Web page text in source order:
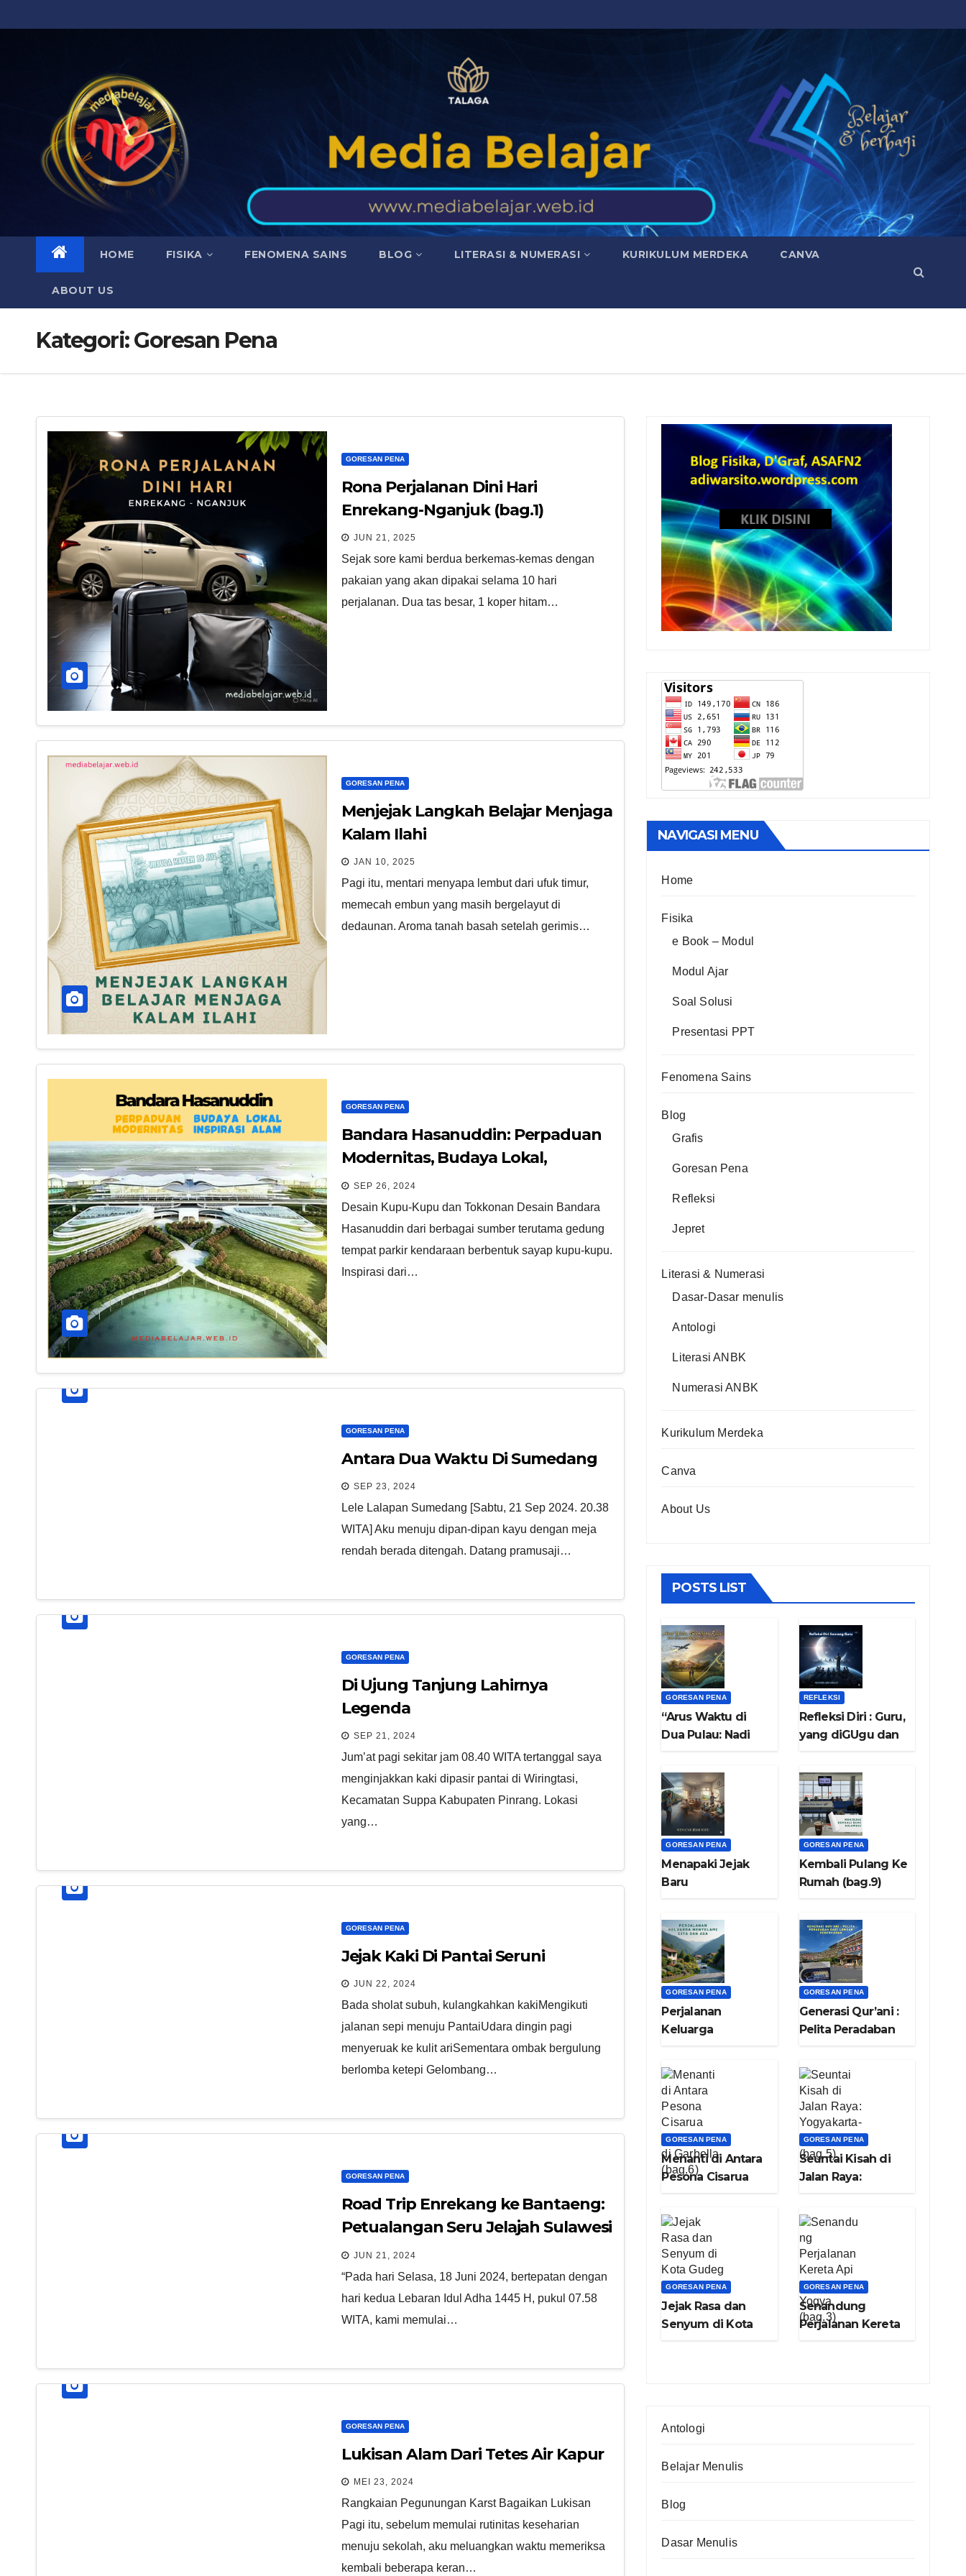
to
HOME FISIKA FENOMENA SAINS BLOG LITERASI & NUMERASI KURIKULUM MERDEKA CANVA
ABOUT US
Kategori:Goresan Pena
GORESAN PENA
Rona Perjalanan Dini Hari
Enrekang-Nganjuk (bag.1)
JUN 21, 2025
Sejak sore kami berdua berkemas-kemas dengan
pakaian yang akan dipakai selama 10 hari
perjalanan. Dua tas besar, 1 koper hitam…
GORESAN PENA
Menjejak Langkah Belajar Menjaga
Kalam Ilahi
JAN 10, 2025
Pagi itu, mentari menyapa lembut dari ufuk timur,
memecah embun yang masih bergelayut di
dedaunan. Aroma tanah basah setelah gerimis…
GORESAN PENA
Bandara Hasanuddin: Perpaduan
Modernitas, Budaya Lokal,
Inspirasi Alam
SEP 26, 2024
Desain Kupu-Kupu dan Tokkonan Desain Bandara
Hasanuddin dari berbagai sumber terutama gedung
tempat parkir kendaraan berbentuk sayap kupu-kupu.
Inspirasi dari…
GORESAN PENA
Antara Dua Waktu Di Sumedang
SEP 23, 2024
Lele Lalapan Sumedang [Sabtu, 21 Sep 2024. 20.38
WITA] Aku menuju dipan-dipan kayu dengan meja
rendah berada ditengah. Datang pramusaji…
GORESAN PENA
Di Ujung Tanjung Lahirnya
Legenda
SEP 21, 2024
Jum’at pagi sekitar jam 08.40 WITA tertanggal saya
menginjakkan kaki dipasir pantai di Wiringtasi,
Kecamatan Suppa Kabupaten Pinrang. Lokasi
yang…
GORESAN PENA
Jejak Kaki Di Pantai Seruni
JUN 22, 2024
Bada sholat subuh, kulangkahkan kakiMengikuti
jalanan sepi menuju PantaiUdara dingin pagi
menyeruak ke kulit ariSementara ombak bergulung
berlomba ketepi Gelombang…
GORESAN PENA
Road Trip Enrekang ke Bantaeng:
Petualangan Seru Jelajah Sulawesi
Selatan
JUN 21, 2024
“Pada hari Selasa, 18 Juni 2024, bertepatan dengan
hari kedua Lebaran Idul Adha 1445 H, pukul 07.58
WITA, kami memulai…
GORESAN PENA
Lukisan Alam Dari Tetes Air Kapur
MEI 23, 2024
Rangkaian Pegunungan Karst Bagaikan Lukisan
Pagi itu, sebelum memulai rutinitas keseharian
menuju sekolah, aku meluangkan waktu memeriksa
kembali beberapa keran…
NAVIGASI MENU
Home
Fisika
e Book – Modul
Modul Ajar
Soal Solusi
Presentasi PPT
Fenomena Sains
Blog
Grafis
Goresan Pena
Refleksi
Jepret
Literasi & Numerasi
Dasar-Dasar menulis
Antologi
Literasi ANBK
Numerasi ANBK
Kurikulum Merdeka
Canva
About Us
POSTS LIST
GORESAN PENA
“Arus Waktu di
Dua Pulau: Nadi
Nafas Di Bumi
Jawa”
REFLEKSI
Refleksi Diri : Guru,
yang diGUgu dan
GORESAN PENA
Menapaki Jejak
Baru
GORESAN PENA
Kembali Pulang Ke
Rumah (bag.9)
GORESAN PENA
Perjalanan
Keluarga
dan Asa (bag.8)
GORESAN PENA
Generasi Qur’ani :
Pelita Peradaban
Keberkahan
(bag.7)
GORESAN PENA
Menanti di Antara
Pesona Cisarua
Garbella (bag.6)
GORESAN PENA
Seuntai Kisah di
Jalan Raya:
(bag.5)
GORESAN PENA
Jejak Rasa dan
Senyum di Kota
GORESAN PENA
Senandung
Perjalanan Kereta
Antologi
Belajar Menulis
Blog
Dasar Menulis